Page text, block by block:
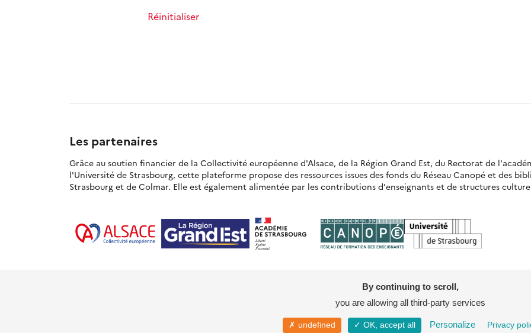
Réinitialiser
Les partenaires
Grâce au soutien financier de la Collectivité européenne d'Alsace, de la Région Grand Est, du Rectorat de
l'Université de Strasbourg, cette plateforme propose des ressources issues des fonds du Réseau Canopé et des
Strasbourg et de Colmar. Elle est également alimentée par les contributions d'enseignants et de structures
Mentions légales
By continuing to scroll,
you are allowing all third-party services
✗ undefined ✓ OK, accept all Personalize Privacy